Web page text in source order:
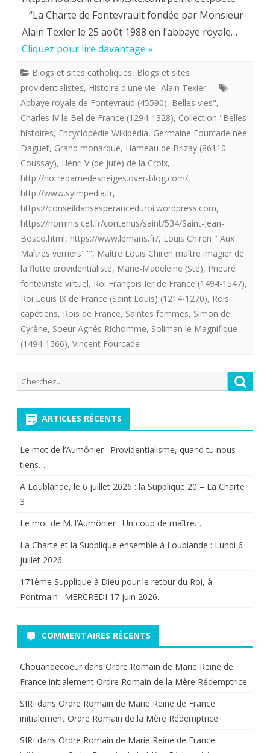
Palais
de
Versailles.
imagier
«
flotte
providentialiste”
offre
aux
royalistes
«
Maîtres
verriers”.»
“La Charte de Fontevrault fondée par Monsieur
Alain Texier le 25 août 1988 en l’abbaye royale…
Cliquez pour lire davantage »
Blogs et sites catholiques, Blogs et sites
providentialistes, Histoire d'une vie -Alain Texier-
Abbaye royale de Fontevraud (45590), Belles vies",
Charles IV le Bel de France (1294-1328), Collection "Belles
histoires, Encyclopédie Wikipédia, Germaine Fourcade née
Daguet, Grand monarque, Hameau de Brizay (86110
Coussay), Henri V (de jure) de la Croix,
http://notredamedesneiges.over-blog.com/,
http://www.sylmpedia.fr,
https://conseildansesperanceduroi.wordpress.com,
https://nominis.cef.fr/contenus/saint/534/Saint-Jean-
Bosco.html, https://www.lemans.fr/, Louis Chiren " Aux
Maîtres verriers""", Maître Louis Chiren maître imagier de
la flotte providentialiste, Marie-Madeleine (Ste), Prieuré
fontevriste virtuel, Roi François Ier de France (1494-1547),
Roi Louis IX de France (Saint Louis) (1214-1270), Rois
capétiens, Rois de France, Saintes femmes, Simon de
Cyrène, Soeur Agnés Richomme, Soliman le Magnifique
(1494-1566), Vincent Fourcade
Recherche
pour:
ARTICLES RÉCENTS
Le mot de l’Aumônier : Providentialisme, quand tu nous
tiens…
A Loublande, le 6 juillet 2026 : la Supplique 20 – La Charte
3
Le mot de M. l’Aumônier : Un coup de maître…
La Charte et la Supplique ensemble à Loublande : Lundi 6
juillet 2026
171ème Supplique à Dieu pour le retour du Roi, à
Pontmain : MERCREDI 17 juin 2026.
COMMENTAIRES RÉCENTS
Chouandecoeur dans Ordre Romain de Marie Reine de
France initialement Ordre Romain de la Mère Rédemptrice
SIRI dans Ordre Romain de Marie Reine de France
initialement Ordre Romain de la Mère Rédemptrice
SIRI dans Ordre Romain de Marie Reine de France